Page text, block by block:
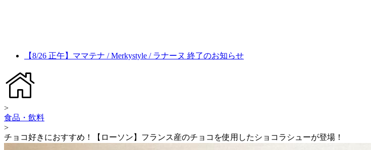
【8/26 正午】ママテナ / Merkystyle / ラナーヌ 終了のお知らせ
>
食品・飲料
>
チョコ好きにおすすめ！【ローソン】フランス産のチョコを使用したショコラシューが登場！